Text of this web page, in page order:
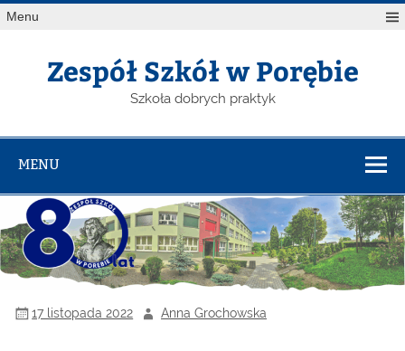
Menu
Zespół Szkół w Porębie
Szkoła dobrych praktyk
MENU
17 listopada 2022 Anna Grochowska